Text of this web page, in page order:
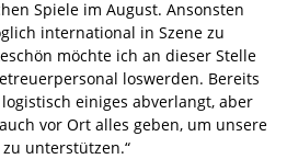
Spiele im August. Ansonsten
international in Szene zu
möchte ich an dieser Stelle
loswerden. Bereits
einiges abverlangt, aber
vor Ort alles geben, um unsere
unterstützen.“